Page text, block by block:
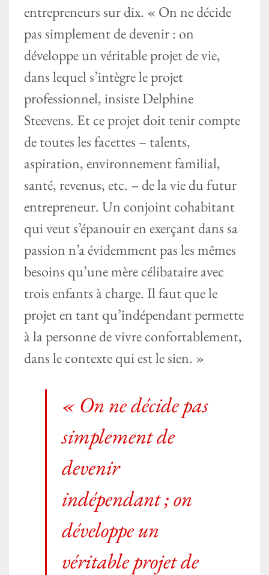
entrepreneurs sur dix. « On ne décide
pas simplement de devenir : on
développe un véritable projet de vie,
dans lequel s’intègre le projet
professionnel, insiste Delphine
Steevens. Et ce projet doit tenir compte
de toutes les facettes – talents,
aspiration, environnement familial,
santé, revenus, etc. – de la vie du futur
entrepreneur. Un conjoint cohabitant
qui veut s’épanouir en exerçant dans sa
passion n’a évidemment pas les mêmes
besoins qu’une mère célibataire avec
trois enfants à charge. Il faut que le
projet en tant qu’indépendant permette
à la personne de vivre confortablement,
dans le contexte qui est le sien. »
« On ne décide pas
simplement de
devenir
indépendant ; on
développe un
véritable projet de